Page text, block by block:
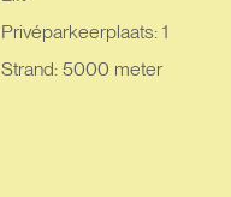
Privéparkeerplaats: 1
Strand: 5000 meter